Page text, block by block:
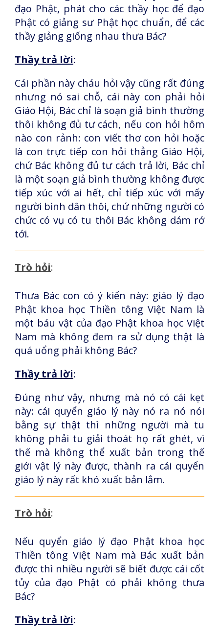
đạo Phật, phát cho các thầy học để đạo
Phật có giảng sư Phật học chuẩn, để các
thầy giảng giống nhau thưa Bác?
Thầy trả lời:
Cái phần này cháu hỏi vậy cũng rất đúng
nhưng nó sai chỗ, cái này con phải hỏi
Giáo Hội, Bác chỉ là soạn giả bình thường
thôi không đủ tư cách, nếu con hỏi hôm
nào con rảnh: con viết thơ con hỏi hoặc
là con trực tiếp con hỏi thẳng Giáo Hội,
chứ Bác không đủ tư cách trả lời, Bác chỉ
là một soạn giả bình thường không được
tiếp xúc với ai hết, chỉ tiếp xúc với mấy
người bình dân thôi, chứ những người có
chức có vụ có tu thôi Bác không dám rớ
tới.
Trò hỏi:
Thưa Bác con có ý kiến này: giáo lý đạo
Phật khoa học Thiền tông Việt Nam là
một báu vật của đạo Phật khoa học Việt
Nam mà không đem ra sử dụng thật là
quá uổng phải không Bác?
Thầy trả lời:
Đúng như vậy, nhưng mà nó có cái kẹt
này: cái quyển giáo lý này nó ra nó nói
bằng sự thật thì những người mà tu
không phải tu giải thoát họ rất ghét, vì
thế mà không thể xuất bản trong thế
giới vật lý này được, thành ra cái quyển
giáo lý này rất khó xuất bản lắm.
Trò hỏi:
Nếu quyển giáo lý đạo Phật khoa học
Thiền tông Việt Nam mà Bác xuất bản
được thì nhiều người sẽ biết được cái cốt
tủy của đạo Phật có phải không thưa
Bác?
Thầy trả lời: